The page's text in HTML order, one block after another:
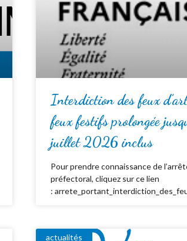
Interdiction des feux
feux festifs prolongée
juillet 2026 inclus
Pour prendre connaissance de
préfectoral, cliquez sur ce lien
:
actualités